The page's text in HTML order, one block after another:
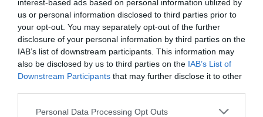
interest-based ads based on personal information utilized by
us or personal information disclosed to third parties prior to
your opt-out. You may separately opt-out of the further
disclosure of your personal information by third parties on the
IAB’s list of downstream participants. This information may
also be disclosed by us to third parties on the IAB’s List of
Downstream Participants that may further disclose it to other
Personal Data Processing Opt Outs